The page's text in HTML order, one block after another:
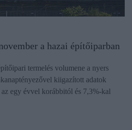
a hazai építőiparban
termelés volumene a nyers
kiigazított adatok
egy évvel korábbitól és 7,3%-kal